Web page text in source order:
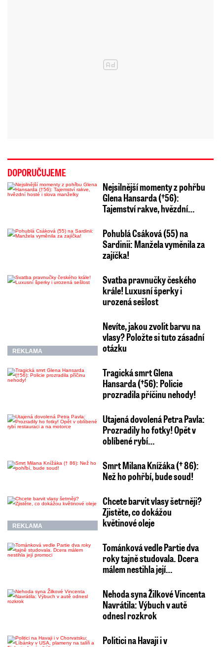
DOPORUČUJEME
Nejsilnější momenty z pohřbu
Glena Hansarda (†56):
Tajemství rakve, hvězdní…
Pohublá Csáková (55) na
Sardinii: Manžela vyměnila za
zajíčka!
Svatba pravnučky českého
krále! Luxusní šperky i
urozená sešlost
REKLAMA
Nevíte, jakou zvolit barvu na
vlasy? Položte si tuto zásadní
otázku
Tragická smrt Glena
Hansarda (†56): Policie
prozradila příčinu nehody!
Utajená dovolená Petra Pavla:
Prozradily ho fotky! Opět v
oblíbené rybí…
Smrt Milana Knížáka († 86):
Než ho pohřbí, bude soud!
REKLAMA
Chcete barvit vlasy šetrněji?
Zjistěte, co dokážou
květinové oleje
Tománková vedle Partie dva
roky tajně studovala. Dcera
málem nestihla její…
Nehoda syna Žilkové Vincenta
Navrátila: Výbuch v autě
odnesl rozkrok
Politici na Havaji i v